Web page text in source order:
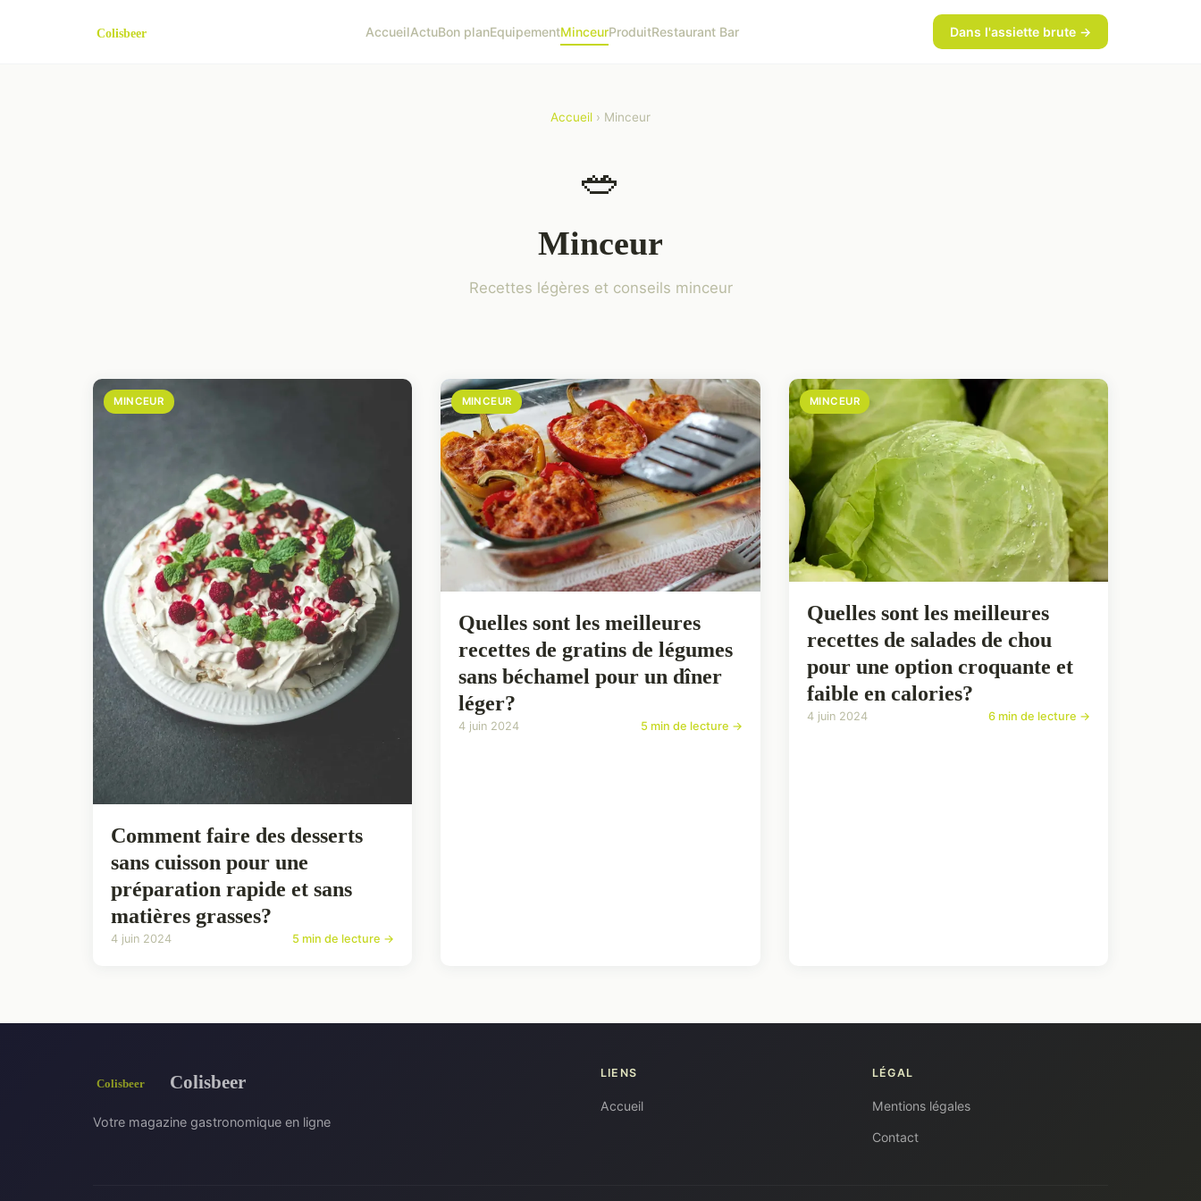
AccueilActuBon planEquipementMinceurProduitRestaurant Bar Dans l'assiette brute →
Accueil › Minceur
🥗
Minceur
Recettes légères et conseils minceur
MINCEUR
Comment faire des desserts
sans cuisson pour une
préparation rapide et sans
matières grasses?
4 juin 2024 5 min de lecture →
MINCEUR
Quelles sont les meilleures
recettes de gratins de légumes
sans béchamel pour un dîner
léger?
4 juin 2024 5 min de lecture →
MINCEUR
Quelles sont les meilleures
recettes de salades de chou
pour une option croquante et
faible en calories?
4 juin 2024 6 min de lecture →
Colisbeer
Votre magazine gastronomique en ligne
LIENS
Accueil
LÉGAL
Mentions légales
Contact